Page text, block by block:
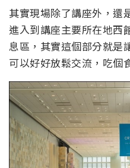
其實現場除了講座外，還
進入到講座主要所在地西
息區，其實這個部分就是
可以好好放鬆交流，吃個